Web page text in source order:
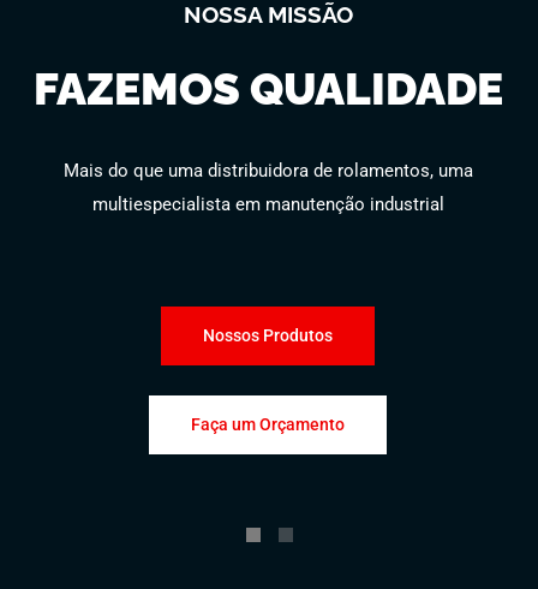
FAZEMOS QUALIDADE
NOSSA MISSÃO
Mais do que uma distribuidora de rolamentos, uma
multiespecialista em manutenção industrial
Nossos Produtos
Faça um Orçamento